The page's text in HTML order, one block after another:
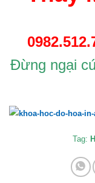
Đừng ngại
Tag: